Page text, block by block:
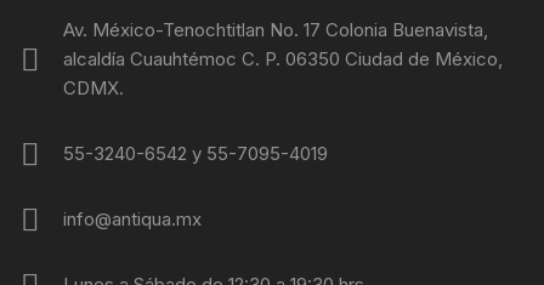
Av. México-Tenochtitlan No. 17 Colonia Buenavista,
alcaldía Cuauhtémoc C. P. 06350 Ciudad de México,
CDMX.
55-3240-6542 y 55-7095-4019
info@antiqua.mx